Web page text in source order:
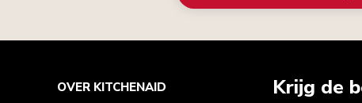
Krijg de
OVER KITCHENAID